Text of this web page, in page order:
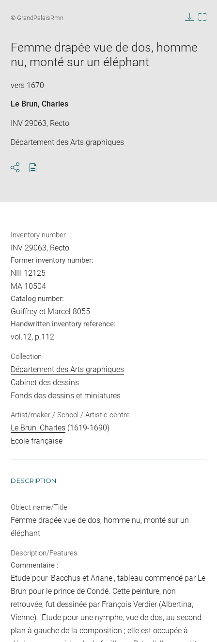
window
Image
© GrandPalaisRmn
Femme drapée vue de dos, homme
nu, monté sur un éléphant
vers 1670
Le Brun, Charles
INV 29063, Recto
Département des Arts graphiques
Inventory number
INV 29063, Recto
Former inventory number:
NIII 12125
MA 10504
Catalog number:
Guiffrey et Marcel 8055
Handwritten inventory reference:
vol.12, p.112
Collection
Département des Arts graphiques
Cabinet des dessins
Fonds des dessins et miniatures
Artist/maker / School / Artistic centre
Le Brun, Charles (1619-1690)
Ecole française
DESCRIPTION
Object name/Title
Femme drapée vue de dos, homme nu, monté sur un
éléphant
Description/Features
Commentaire :
Etude pour 'Bacchus et Ariane', tableau commencé par Le
Brun pour le prince de Condé. Cette peinture, non
retrouvée, fut dessinée par François Verdier (Albertina,
Vienne). 'Etude pour une nymphe, vue de dos, au second
plan à gauche de la composition ; elle est occupée à